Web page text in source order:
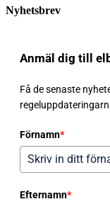
Nyhetsbrev
Anmäl dig till
Få de senaste
Förnamn*
Efternamn*